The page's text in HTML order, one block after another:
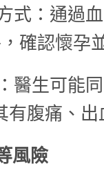
式：通過
確認懷孕
醫生可能
腹痛、出
風險